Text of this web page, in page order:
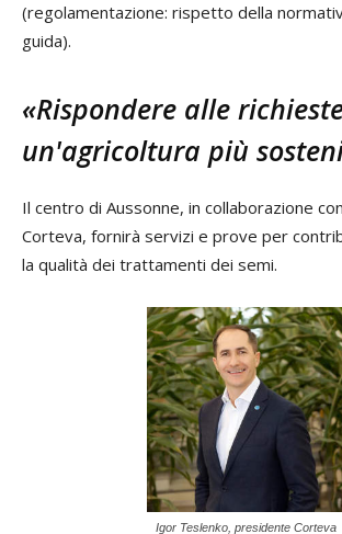
(regolamentazione: rispetto della
guida).
«Rispondere alle
un'agricoltura più
Il centro di Aussonne, in collaborazione
Corteva, fornirà servizi e prove per
la qualità dei trattamenti dei semi.
Igor Teslenko, presidente Corteva